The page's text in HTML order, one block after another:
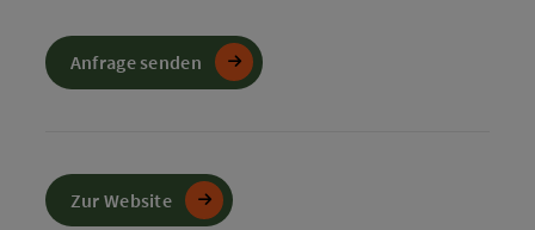
Anfrage senden
Zur Website